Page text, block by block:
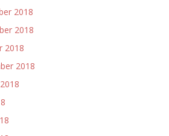
2018
2018
2018
2018